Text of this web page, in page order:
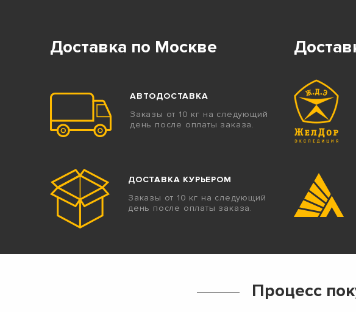
Доставка по Москве
АВТОДОСТАВКА
Заказы от 10 кг на следующий
день после оплаты заказа.
ДОСТАВКА КУРЬЕРОМ
Заказы от 10 кг на следующий
день после оплаты заказа.
Процесс